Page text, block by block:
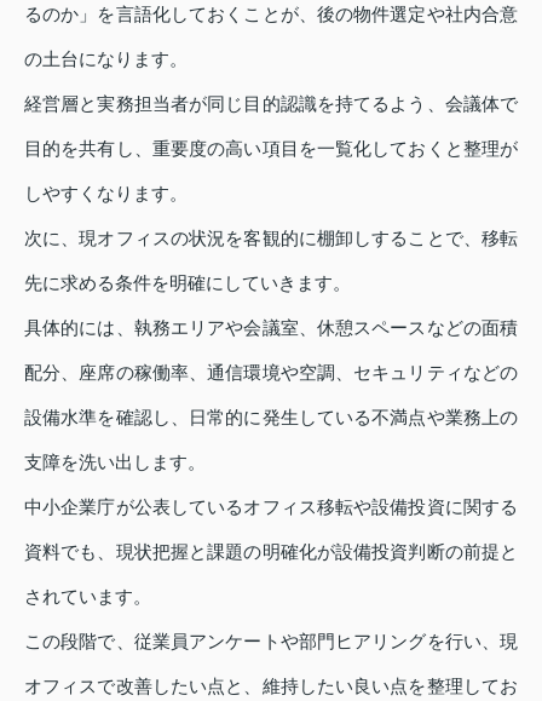
るのか」を言語化しておくことが、後の物件選定や社内合意
の土台になります。
経営層と実務担当者が同じ目的認識を持てるよう、会議体で
目的を共有し、重要度の高い項目を一覧化しておくと整理が
しやすくなります。
次に、現オフィスの状況を客観的に棚卸しすることで、移転
先に求める条件を明確にしていきます。
具体的には、執務エリアや会議室、休憩スペースなどの面積
配分、座席の稼働率、通信環境や空調、セキュリティなどの
設備水準を確認し、日常的に発生している不満点や業務上の
支障を洗い出します。
中小企業庁が公表しているオフィス移転や設備投資に関する
資料でも、現状把握と課題の明確化が設備投資判断の前提と
されています。
この段階で、従業員アンケートや部門ヒアリングを行い、現
オフィスで改善したい点と、維持したい良い点を整理してお